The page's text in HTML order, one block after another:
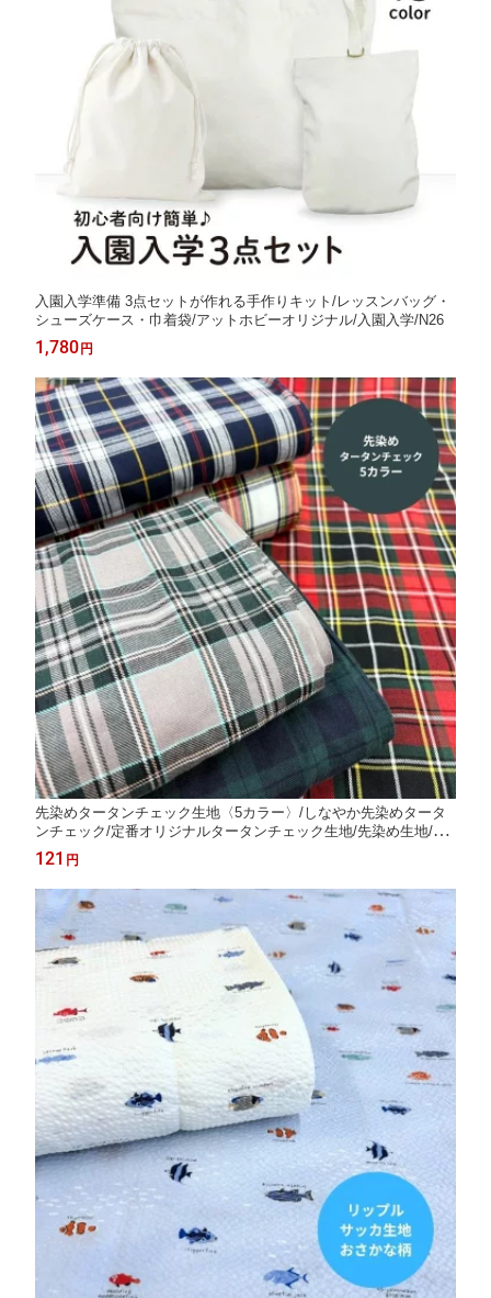
入園入学準備 3点セットが作れる手作りキット/レッスンバッグ・
シューズケース・巾着袋/アットホビーオリジナル/入園入学/N26
1,780 円
先染めタータンチェック生地〈5カラー〉/しなやか先染めタータ
ンチェック/定番オリジナルタータンチェック生地/先染め生地/入
園入学/N25
121 円